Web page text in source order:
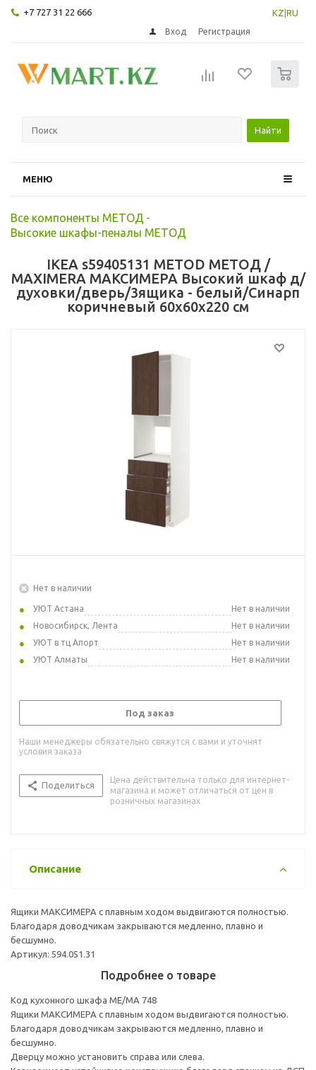
+7 727 31 22 666 KZ RU
Вход Регистрация
Найти
МЕНЮ
Все компоненты МЕТОД -
Высокие шкафы-пеналы МЕТОД
IKEA s59405131 METOD МЕТОД /
MAXIMERA МАКСИМЕРА Высокий шкаф д/
духовки/дверь/3ящика - белый/Синарп
коричневый 60x60x220 см
Нет в наличии
УЮТ Астана
Нет в наличии
Новосибирск, Лента
Нет в наличии
УЮТ в тц Апорт
Нет в наличии
УЮТ Алматы
Нет в наличии
Под заказ
Наши менеджеры обязательно свяжутся с вами и уточнят
условия заказа
Поделиться
Цена действительна только для интернет-
магазина и может отличаться от цен в
розничных магазинах
Описание
Ящики МАКСИМЕРА с плавным ходом выдвигаются полностью.
Благодаря доводчикам закрываются медленно, плавно и
бесшумно.
Артикул: 594.051.31
Подробнее о товаре
Код кухонного шкафа ME/MA 748
Ящики МАКСИМЕРА с плавным ходом выдвигаются полностью.
Благодаря доводчикам закрываются медленно, плавно и
бесшумно.
Дверцу можно установить справа или слева.